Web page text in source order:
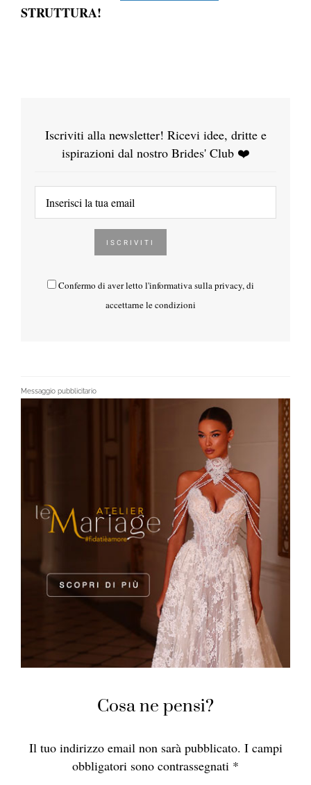
STRUTTURA!
Iscriviti alla newsletter! Ricevi idee, dritte e
ispirazioni dal nostro Brides' Club ❤️
Confermo di aver letto l'informativa sulla privacy, di
accettarne le condizioni
Messaggio pubblicitario
Cosa ne pensi?
Il tuo indirizzo email non sarà pubblicato. I campi
obbligatori sono contrassegnati *